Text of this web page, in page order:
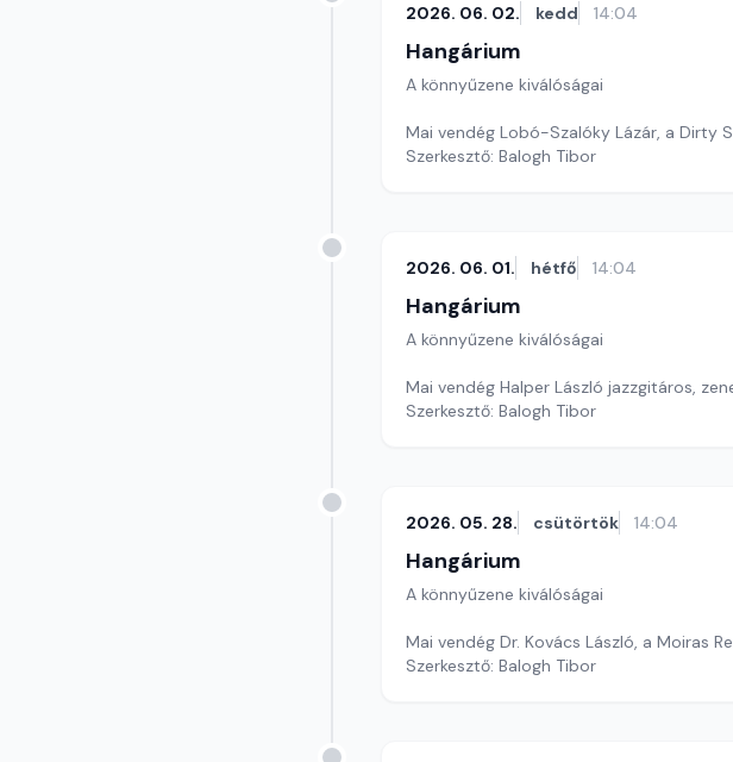
2026. 06. 02. kedd 14:04
Hangárium
A könnyűzene kiválóságai
Mai vendég Lobó-Szalóky Lázár, a Dirty
Szerkesztő: Balogh Tibor
2026. 06. 01. hétfő 14:04
Hangárium
A könnyűzene kiválóságai
Mai vendég Halper László jazzgitáros,
Szerkesztő: Balogh Tibor
2026. 05. 28. csütörtök 14:04
Hangárium
A könnyűzene kiválóságai
Mai vendég Dr. Kovács László, a Moiras
Szerkesztő: Balogh Tibor